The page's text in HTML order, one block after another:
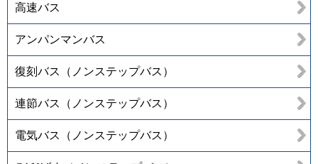
高速バス
アンパンマンバス
復刻バス（ノンステップバス）
連節バス（ノンステップバス）
電気バス（ノンステップバス）